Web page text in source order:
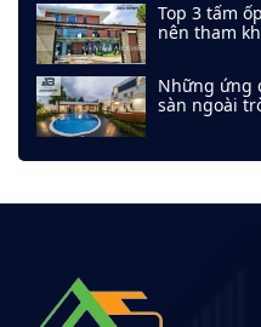
Top 3 tấm
nên tham
Những ứng
sàn ngoài